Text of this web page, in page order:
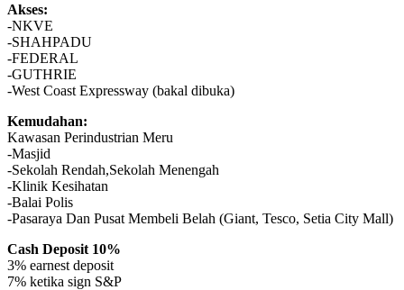
Akses:
-NKVE
-SHAHPADU
-FEDERAL
-GUTHRIE
-West Coast Expressway (bakal dibuka)
Kemudahan:
Kawasan Perindustrian Meru
-Masjid
-Sekolah Rendah,Sekolah Menengah
-Klinik Kesihatan
-Balai Polis
-Pasaraya Dan Pusat Membeli Belah (Giant, Tesco, Setia City Mall)
Cash Deposit 10%
3% earnest deposit
7% ketika sign S&P